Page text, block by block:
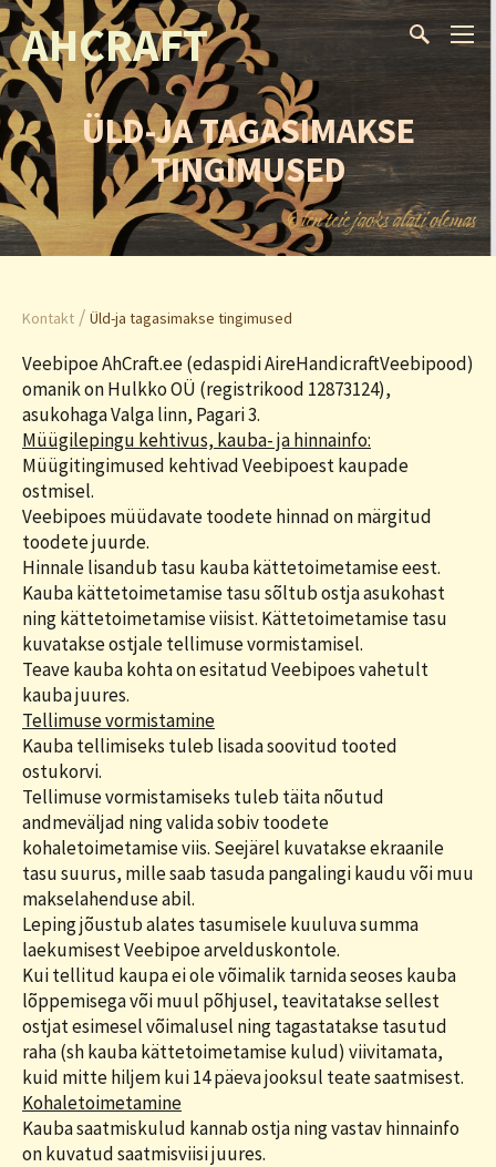
AHCRAFT
ÜLD-JA TAGASIMAKSE
TINGIMUSED
Kontakt / Üld-ja tagasimakse tingimused
Veebipoe AhCraft.ee (edaspidi AireHandicraftVeebipood)
omanik on Hulkko OÜ (registrikood 12873124),
asukohaga Valga linn, Pagari 3.
Müügilepingu kehtivus, kauba- ja hinnainfo:
Müügitingimused kehtivad Veebipoest kaupade
ostmisel.
Veebipoes müüdavate toodete hinnad on märgitud
toodete juurde.
Hinnale lisandub tasu kauba kättetoimetamise eest.
Kauba kättetoimetamise tasu sõltub ostja asukohast
ning kättetoimetamise viisist. Kättetoimetamise tasu
kuvatakse ostjale tellimuse vormistamisel.
Teave kauba kohta on esitatud Veebipoes vahetult
kauba juures.
Tellimuse vormistamine
Kauba tellimiseks tuleb lisada soovitud tooted
ostukorvi.
Tellimuse vormistamiseks tuleb täita nõutud
andmeväljad ning valida sobiv toodete
kohaletoimetamise viis. Seejärel kuvatakse ekraanile
tasu suurus, mille saab tasuda pangalingi kaudu või muu
makselahenduse abil.
Leping jõustub alates tasumisele kuuluva summa
laekumisest Veebipoe arvelduskontole.
Kui tellitud kaupa ei ole võimalik tarnida seoses kauba
lõppemisega või muul põhjusel, teavitatakse sellest
ostjat esimesel võimalusel ning tagastatakse tasutud
raha (sh kauba kättetoimetamise kulud) viivitamata,
kuid mitte hiljem kui 14 päeva jooksul teate saatmisest.
Kohaletoimetamine
Kauba saatmiskulud kannab ostja ning vastav hinnainfo
on kuvatud saatmisviisi juures.